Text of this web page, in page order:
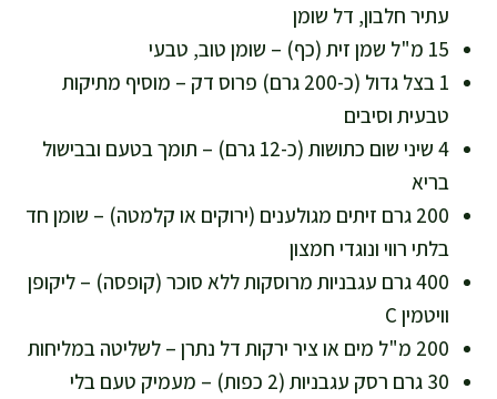
עתיר חלבון, דל שומן
15 מ"ל שמן זית (כף) – שומן טוב, טבעי
1 בצל גדול (כ-200 גרם) פרוס דק – מוסיף מתיקות
טבעית וסיבים
4 שיני שום כתושות (כ-12 גרם) – תומך בטעם ובבישול
בריא
200 גרם זיתים מגולענים (ירוקים או קלמטה) – שומן חד
בלתי רווי ונוגדי חמצון
400 גרם עגבניות מרוסקות ללא סוכר (קופסה) – ליקופן
וויטמין C
200 מ"ל מים או ציר ירקות דל נתרן – לשליטה במליחות
30 גרם רסק עגבניות (2 כפות) – מעמיק טעם בלי